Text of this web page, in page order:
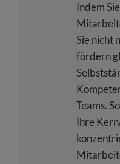
Indem
Sie nicht
fördern
Teams.
Ihre